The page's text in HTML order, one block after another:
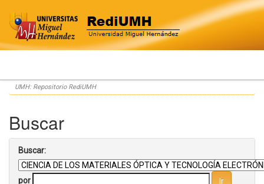
Skip
navigation
UMH: Repositorio RediUMH
Buscar
Buscar:
por